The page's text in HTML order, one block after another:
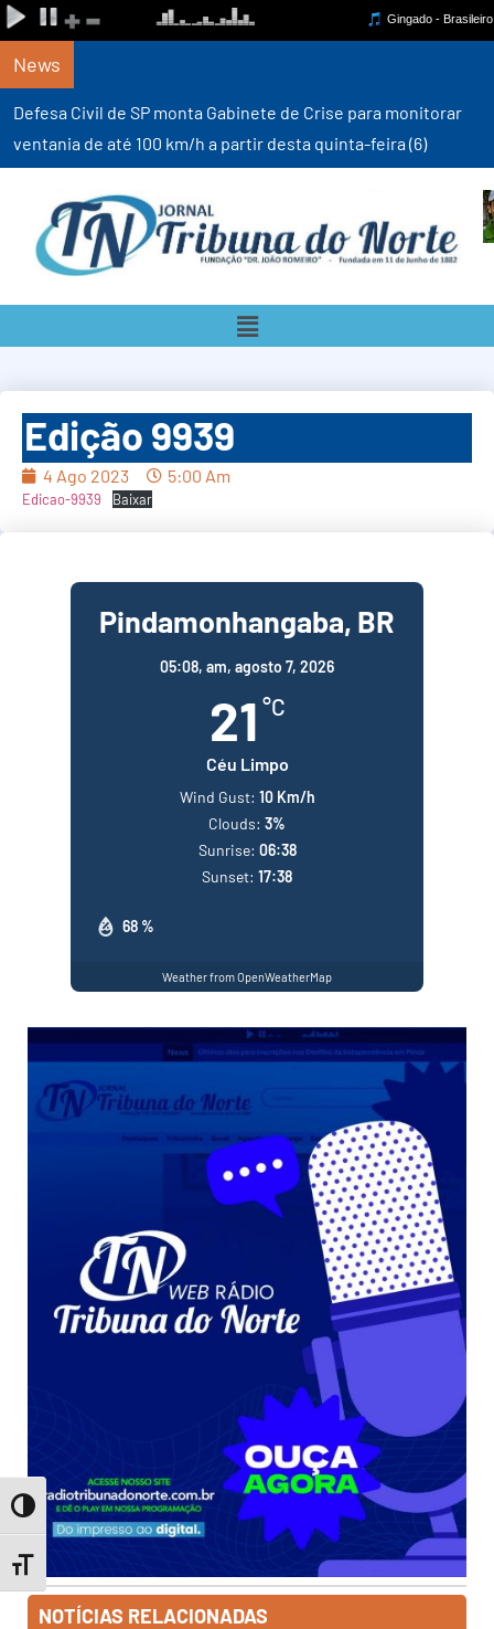
Toggle High Contrast
Toggle Font size
News
Defesa Civil de SP monta Gabinete de Crise para monitorar
ventania de até 100 km/h a partir desta quinta-feira (6)
Edição 9939
4 Ago 2023 5:00 Am
Edicao-9939 Baixar
Pindamonhangaba, BR
05:08, am, agosto 7, 2026
21 °C
Céu Limpo
68 %
Wind Gust: 10 Km/h
Clouds: 3%
Sunrise: 06:38
Sunset: 17:38
Weather from OpenWeatherMap
NOTÍCIAS RELACIONADAS